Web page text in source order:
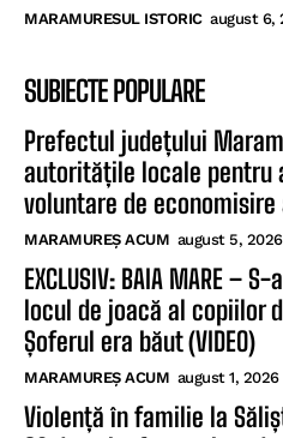
MARAMURESUL ISTORIC august 6,
SUBIECTE POPULARE
Prefectul județului
autoritățile locale pentru
voluntare de
MARAMUREȘ ACUM august 5, 2026
EXCLUSIV: BAIA MARE –
locul de joacă al copiilor
Șoferul era băut (VIDEO)
MARAMUREȘ ACUM august 1, 2026
Violență în familie la